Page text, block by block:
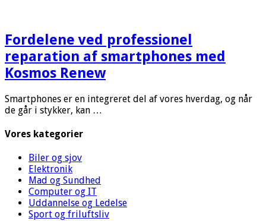
Fordelene ved professionel
reparation af smartphones med
Kosmos Renew
Smartphones er en integreret del af vores hverdag, og når
de går i stykker, kan …
Vores kategorier
Biler og sjov
Elektronik
Mad og Sundhed
Computer og IT
Uddannelse og Ledelse
Sport og friluftsliv